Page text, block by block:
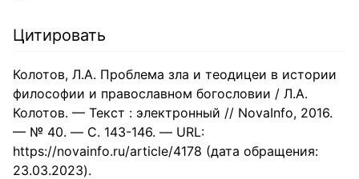
Цитировать
Колотов, Л.А. Проблема зла и теодицеи в истории
философии и православном богословии / Л.А.
Колотов. — Текст : электронный // NovaInfo, 2016.
— № 40. — С. 143-146. — URL:
https://novainfo.ru/article/4178 (дата обращения:
23.03.2023).